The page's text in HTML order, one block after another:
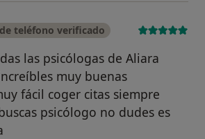
teléfono verificado
las psicólogas de Aliara
muy buenas
fácil coger citas siempre
psicólogo no dudes es